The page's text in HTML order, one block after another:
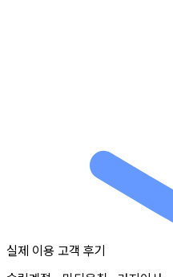
실제 이용 고객 후기